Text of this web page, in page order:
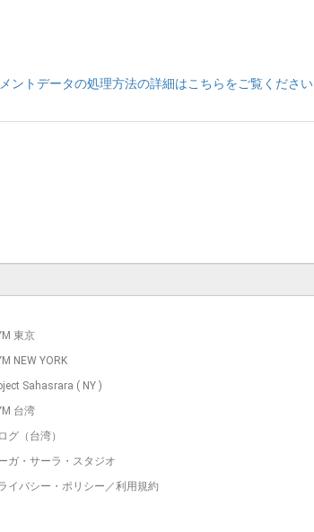
ントデータの処理方法の詳細はこちらをご覧ください
東京
NEW YORK
Sahasrara ( NY )
台湾
グ（台湾）
ガ・サーラ・スタジオ
イバシー・ポリシー／利用規約